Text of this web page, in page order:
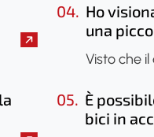
04. Ho
una
sembra
caso di
una
ha
Visto che
05. È
bici in